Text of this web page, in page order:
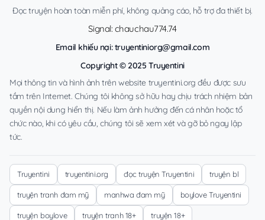
Đọc truyện hoàn toàn miễn phí, không quảng cáo, hỗ trợ đa thiết bị.
Signal: chauchau774.74
Email khiếu nại:truyentiniorg@gmail.com
Copyright © 2025 Truyentini
Mọi thông tin và hình ảnh trên website truyentini.org đều được sưu
tầm trên Internet. Chúng tôi không sở hữu hay chịu trách nhiệm bản
quyền nội dung hiển thị. Nếu làm ảnh hưởng đến cá nhân hoặc tổ
chức nào, khi có yêu cầu, chúng tôi sẽ xem xét và gỡ bỏ ngay lập
tức.
Truyentini truyentini.org đọc truyện Truyentini truyện bl
truyện tranh đam mỹ manhwa đam mỹ boylove Truyentini
truyện boylove truyện tranh 18+ truyện 18+